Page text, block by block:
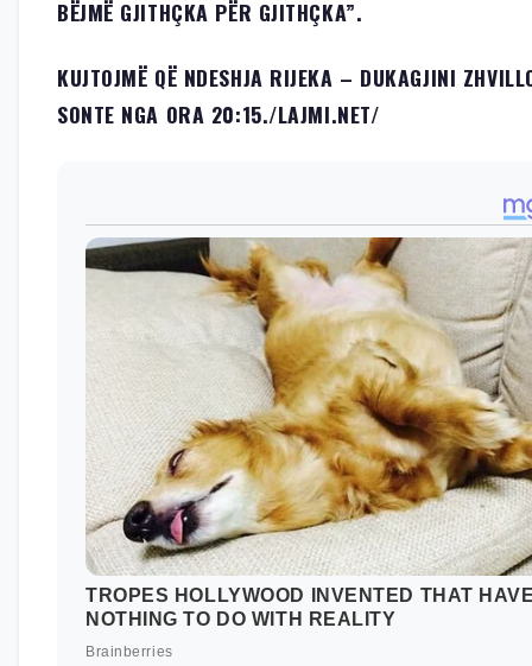
BËJMË GJITHÇKA PËR GJITHÇKA”.
KUJTOJMË QË NDESHJA RIJEKA – DUKAGJINI
SONTE NGA ORA 20:15./LAJMI.NET/